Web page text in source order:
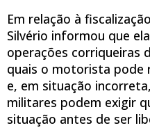
Em relação à
Silvério informou que
operações corriqueiras
quais o motorista pode
e, em situação
militares podem exigir
situação antes de ser